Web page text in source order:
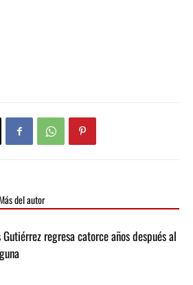
del autor
Gutiérrez regresa catorce años después al